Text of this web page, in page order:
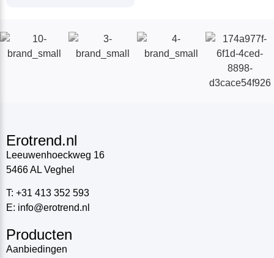
Erotrend.nl
Leeuwenhoeckweg 16
5466 AL Veghel
T: +31 413 352 593
E: info@erotrend.nl
Producten
Aanbiedingen